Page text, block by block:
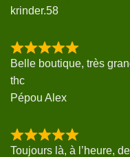
krinder.58
Belle boutique, très
thc
Pépou Alex
Toujours là, à l’heure,